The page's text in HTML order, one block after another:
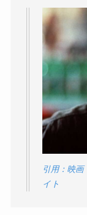
引用：映
イト